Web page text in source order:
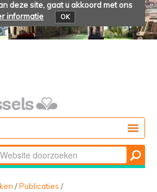
deze site, gaat u akkoord met ons
informatie OK
/Publicaties /